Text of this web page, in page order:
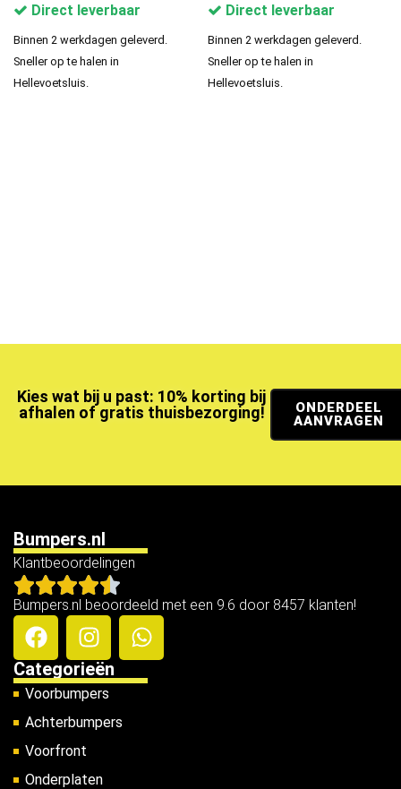
Direct leverbaar
Binnen 2 werkdagen geleverd.
Sneller op te halen in
Hellevoetsluis.
Direct leverbaar
Binnen 2 werkdagen geleverd.
Sneller op te halen in
Hellevoetsluis.
Kies wat bij u past: 10% korting bij
afhalen of gratis thuisbezorging!
ONDERDEEL
AANVRAGEN
Bumpers.nl
Klantbeoordelingen
Bumpers.nl beoordeeld met een 9.6 door 8457 klanten!
Categorieën
Voorbumpers
Achterbumpers
Voorfront
Onderplaten